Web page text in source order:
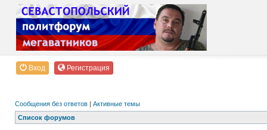
Вход Регистрация
Сообщения без ответов | Активные темы
Список форумов